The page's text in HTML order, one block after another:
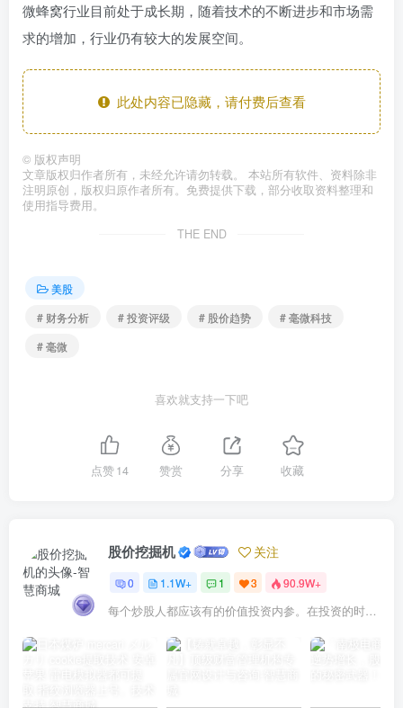
微蜂窝行业目前处于成长期，随着技术的不断进步和市场需
求的增加，行业仍有较大的发展空间。
此处内容已隐藏，请付费后查看
© 版权声明
文章版权归作者所有，未经允许请勿转载。 本站所有软件、资料除非
注明原创，版权归原作者所有。免费提供下载，部分收取资料整理和
使用指导费用。
THE END
美股
# 财务分析
# 投资评级 # 股价趋势
# 毫微科技
# 毫微
喜欢就支持一下吧
点赞14 赞赏 分享 收藏
股价挖掘机 关注
0 1.1W+ 1 3 90.9W+
每个炒股人都应该有的价值投资内参。在投资的时候，我们把自己看成是企业分析师——而不是市场分析师，也不是宏观经济分析师，更不是证券分析师。